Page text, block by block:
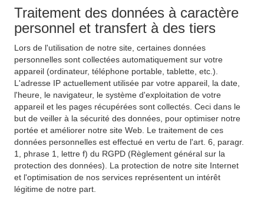
Traitement des données à caractère
personnel et transfert à des tiers
Lors de l'utilisation de notre site, certaines données
personnelles sont collectées automatiquement sur votre
appareil (ordinateur, téléphone portable, tablette, etc.).
L'adresse IP actuellement utilisée par votre appareil, la date,
l'heure, le navigateur, le système d'exploitation de votre
appareil et les pages récupérées sont collectés. Ceci dans le
but de veiller à la sécurité des données, pour optimiser notre
portée et améliorer notre site Web. Le traitement de ces
données personnelles est effectué en vertu de l'art. 6, paragr.
1, phrase 1, lettre f) du RGPD (Règlement général sur la
protection des données). La protection de notre site Internet
et l'optimisation de nos services représentent un intérêt
légitime de notre part.